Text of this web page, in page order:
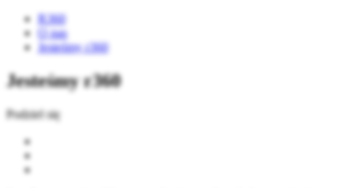
R360
O nas
Jesteśmy r360
Jesteśmy r360
Podziel się